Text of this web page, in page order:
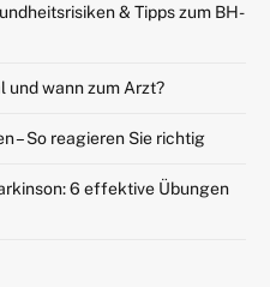
& Tipps zum BH-
und wann zum Arzt?
– So reagieren Sie richtig
6 effektive Übungen